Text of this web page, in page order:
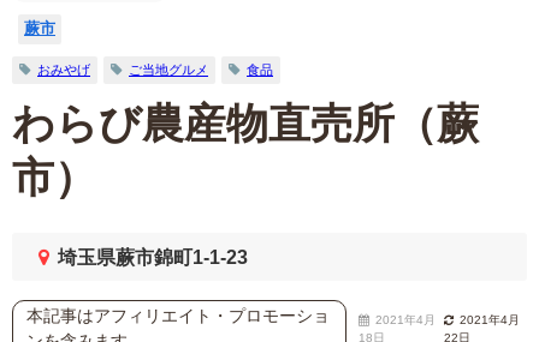
蕨市
おみやげ ご当地グルメ 食品
わらび農産物直売所（蕨
市）
埼玉県蕨市錦町1-1-23
本記事はアフィリエイト・プロモーショ
2021年4月
18日
2021年4月
22日